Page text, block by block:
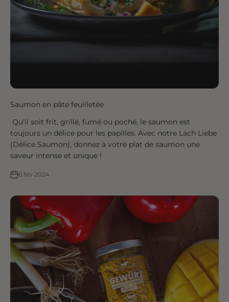
Saumon en pâte feuilletée
Qu'il soit frit, grillé, fumé ou poché, le saumon est
toujours un délice pour les papilles. Avec notre Lach Liebe
(Délice Saumon), donnez à votre plat de saumon une
saveur intense et unique !
6 fév 2024